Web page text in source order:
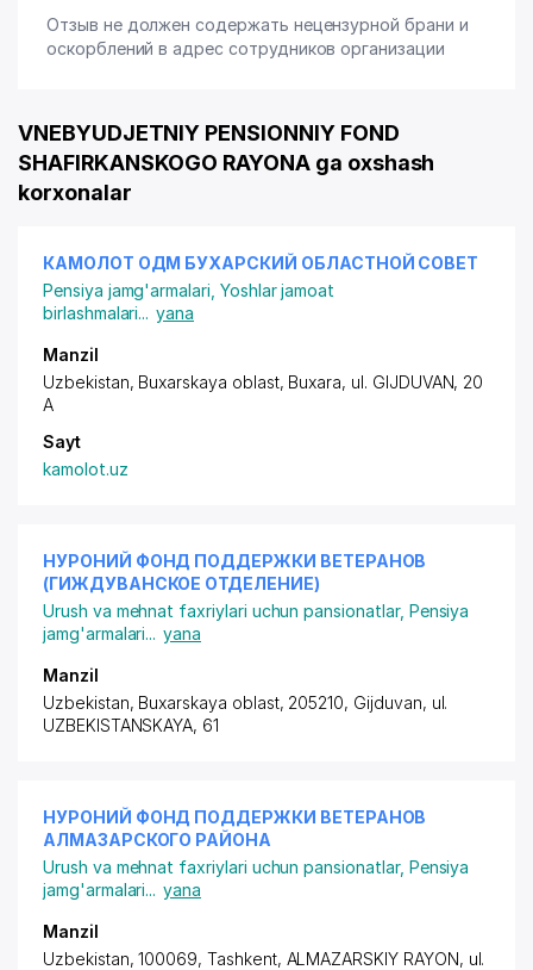
Отзыв не должен содержать нецензурной брани и
оскорблений в адрес сотрудников организации
VNEBYUDJETNIY PENSIONNIY FOND
SHAFIRKANSKOGO RAYONA ga oxshash
korxonalar
КАМОЛОТ ОДМ БУХАРСКИЙ ОБЛАСТНОЙ СОВЕТ
Pensiya jamg'armalari Yoshlar jamoat
birlashmalari... yana
Manzil
Uzbekistan, Buxarskaya oblast, Buxara, ul. GIJDUVAN, 20
A
Sayt
kamolot.uz
НУРОНИЙ ФОНД ПОДДЕРЖКИ ВЕТЕРАНОВ
(ГИЖДУВАНСКОЕ ОТДЕЛЕНИЕ)
Urush va mehnat faxriylari uchun pansionatlar, Pensiya
jamg'armalari... yana
Manzil
Uzbekistan, Buxarskaya oblast, 205210, Gijduvan, ul.
UZBEKISTANSKAYA, 61
НУРОНИЙ ФОНД ПОДДЕРЖКИ ВЕТЕРАНОВ
АЛМАЗАРСКОГО РАЙОНА
Urush va mehnat faxriylari uchun pansionatlar, Pensiya
jamg'armalari... yana
Manzil
Uzbekistan, 100069, Tashkent, ALMAZARSKIY RAYON, ul.